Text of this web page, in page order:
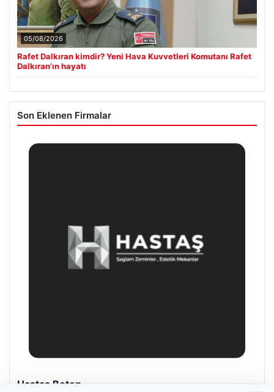
05/08/2026
Rafet Dalkıran kimdir? Yeni Hava Kuvvetleri Komutanı Rafet
Dalkıran’ın hayatı
Son Eklenen Firmalar
Prenses Night Club